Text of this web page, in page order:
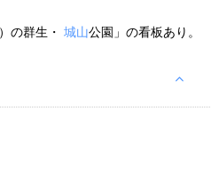
の群生・ 城山公園」の看板あり。